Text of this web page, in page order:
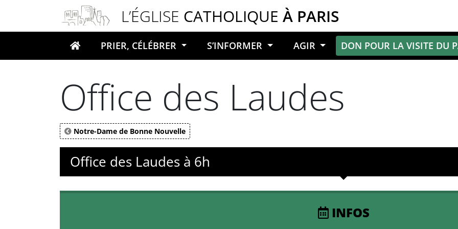
L’ÉGLISE CATHOLIQUE À PARIS
Votre recherche
PRIER, CÉLÉBRER S’INFORMER AGIR DON POUR LA VISITE DU
Office des Laudes
Notre-Dame de Bonne Nouvelle
Office des Laudes à 6h
INFOS
Panneau de gestion des cookies